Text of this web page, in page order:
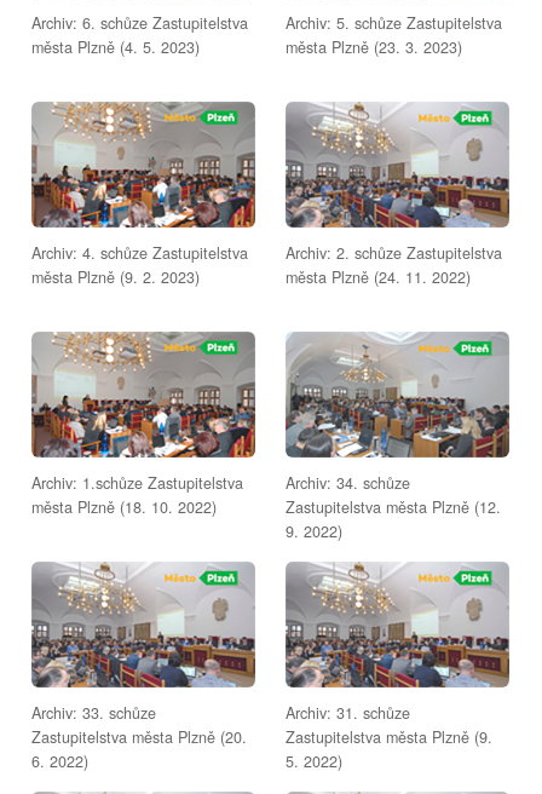
Archiv: 6. schůze Zastupitelstva
města Plzně (4. 5. 2023)
Archiv: 5. schůze Zastupitelstva
města Plzně (23. 3. 2023)
Archiv: 4. schůze Zastupitelstva
města Plzně (9. 2. 2023)
Archiv: 2. schůze Zastupitelstva
města Plzně (24. 11. 2022)
Archiv: 1.schůze Zastupitelstva
města Plzně (18. 10. 2022)
Archiv: 34. schůze
Zastupitelstva města Plzně (12.
9. 2022)
Archiv: 33. schůze
Zastupitelstva města Plzně (20.
6. 2022)
Archiv: 31. schůze
Zastupitelstva města Plzně (9.
5. 2022)